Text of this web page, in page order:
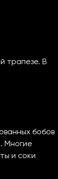
трапезе. В
бобов
Многие
и соки